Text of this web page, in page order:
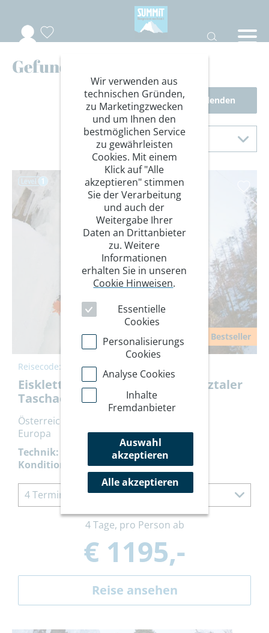
Gefundene Reisen
Filter einblenden
Sortierung
Sortieren nach
Bestseller
Reisecode: 9EKEPIZ
Eisklettern Grundkurs in der Pitztaler
Taschachschlucht
Österreich
Europa
Technik:
Kondition:
4 Termine à 4 Tage
4 Tage, pro Person ab
€ 1195,-
Reise ansehen
Wir verwenden aus
technischen Gründen,
zu Marketingzwecken
und um Ihnen den
bestmöglichen Service
zu gewährleisten
Cookies. Mit einem
Klick auf "Alle
akzeptieren" stimmen
Sie der Verarbeitung
und auch der
Weitergabe Ihrer
Daten an Drittanbieter
zu. Weitere
Informationen
erhalten Sie in unseren
Cookie Hinweisen.
Essentielle
Cookies
Personalisierungs
Cookies
Analyse Cookies
Inhalte
Fremdanbieter
Auswahl
akzeptieren
Alle akzeptieren